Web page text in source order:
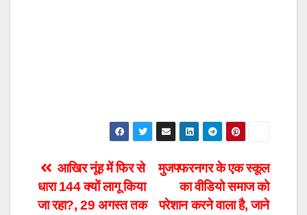
Post
navigation
मुजफ्फरनगर के एक स्कूल
का वीडियो समाज को
परेशान करने वाला है, जाने
आखिर नूंह में फिर से
धारा 144 क्यों लागू किया
जा रहा?, 29 अगस्त तक